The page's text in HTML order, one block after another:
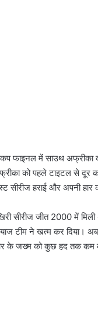
फाइनल में साउथ अफ्रीका
को पहले टाइटल से दूर
सीरीज हराई और अपनी हार
सीरीज जीत 2000 में
टीम ने खत्म कर
के जख्म को कुछ हद तक कम